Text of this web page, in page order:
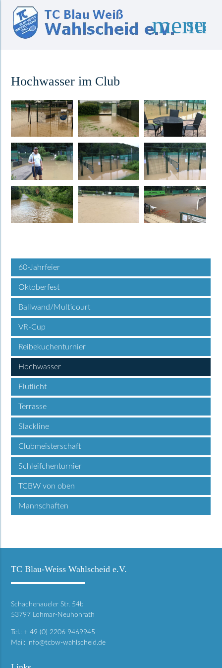
menu
Suchbegriffe
Hochwasser im Club
60-Jahrfeier
Oktoberfest
Ballwand/Multicourt
VR-Cup
Reibekuchenturnier
Hochwasser
Flutlicht
Terrasse
Slackline
Clubmeisterschaft
Schleifchenturnier
TCBW von oben
Mannschaften
TC Blau-Weiss Wahlscheid e.V.
Schachenaueler Str. 54b
53797 Lohmar-Neuhonrath
Tel.: + 49 (0) 2206 9469945
Mail: info@tcbw-wahlscheid.de